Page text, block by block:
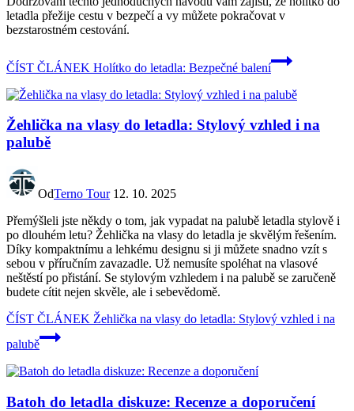
letadla přežije cestu v bezpečí a vy můžete pokračovat v
bezstarostném cestování.
ČÍST ČLÁNEK Holítko do letadla: Bezpečné balení
Žehlička na vlasy do letadla: Stylový vzhled i na
palubě
OdTerno Tour 12. 10. 2025
Přemýšleli jste někdy o tom, jak vypadat na palubě letadla stylově i
po dlouhém letu? Žehlička na vlasy do letadla je skvělým řešením.
Díky kompaktnímu a lehkému designu si ji můžete snadno vzít s
sebou v příručním zavazadle. Už nemusíte spoléhat na vlasové
neštěstí po přistání. Se stylovým vzhledem i na palubě se zaručeně
budete cítit nejen skvěle, ale i sebevědomě.
ČÍST ČLÁNEK Žehlička na vlasy do letadla: Stylový vzhled i na
palubě
Batoh do letadla diskuze: Recenze a doporučení